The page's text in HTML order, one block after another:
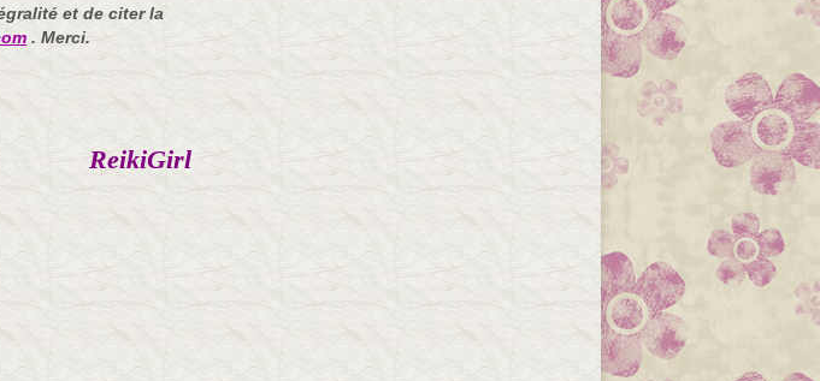
et de citer la
. Merci.
ReikiGirl